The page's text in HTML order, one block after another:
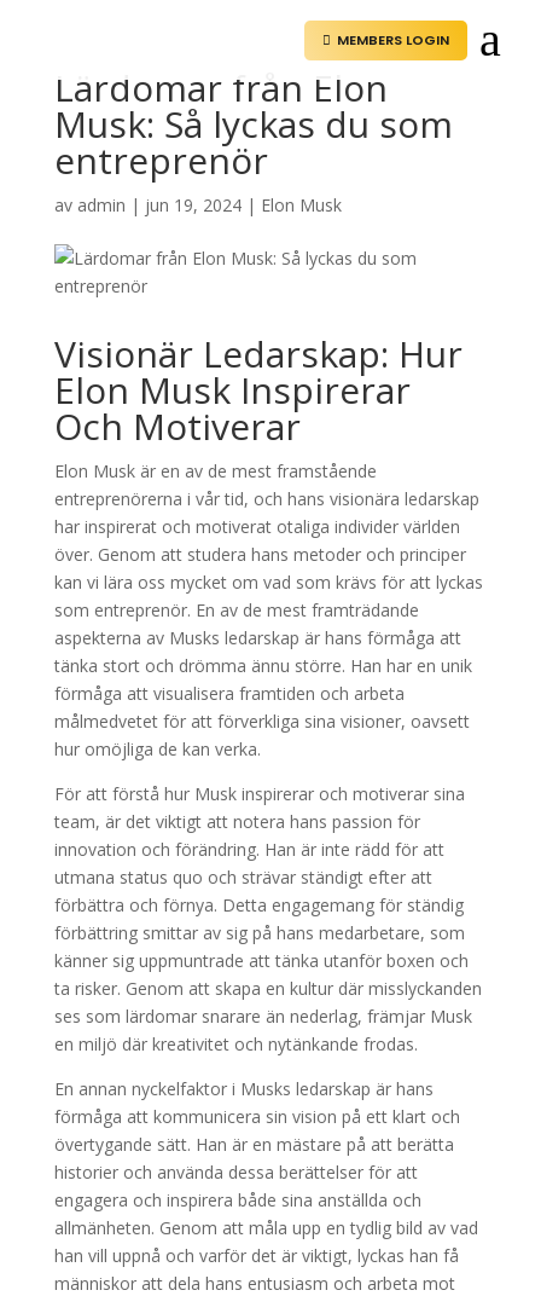
 MEMBERS LOGIN a
Lärdomar från Elon
Musk: Så lyckas du som
entreprenör
av admin | jun 19, 2024| Elon Musk
Visionär Ledarskap: Hur
Elon Musk Inspirerar
Och Motiverar
Elon Musk är en av de mest framstående
entreprenörerna i vår tid, och hans visionära ledarskap
har inspirerat och motiverat otaliga individer världen
över. Genom att studera hans metoder och principer
kan vi lära oss mycket om vad som krävs för att lyckas
som entreprenör. En av de mest framträdande
aspekterna av Musks ledarskap är hans förmåga att
tänka stort och drömma ännu större. Han har en unik
förmåga att visualisera framtiden och arbeta
målmedvetet för att förverkliga sina visioner, oavsett
hur omöjliga de kan verka.
För att förstå hur Musk inspirerar och motiverar sina
team, är det viktigt att notera hans passion för
innovation och förändring. Han är inte rädd för att
utmana status quo och strävar ständigt efter att
förbättra och förnya. Detta engagemang för ständig
förbättring smittar av sig på hans medarbetare, som
känner sig uppmuntrade att tänka utanför boxen och
ta risker. Genom att skapa en kultur där misslyckanden
ses som lärdomar snarare än nederlag, främjar Musk
en miljö där kreativitet och nytänkande frodas.
En annan nyckelfaktor i Musks ledarskap är hans
förmåga att kommunicera sin vision på ett klart och
övertygande sätt. Han är en mästare på att berätta
historier och använda dessa berättelser för att
engagera och inspirera både sina anställda och
allmänheten. Genom att måla upp en tydlig bild av vad
han vill uppnå och varför det är viktigt, lyckas han få
människor att dela hans entusiasm och arbeta mot